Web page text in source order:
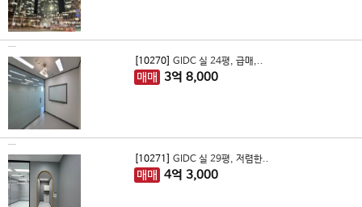
[10270] GIDC 실 24평, 급매,..
매매 3억 8,000
[10271] GIDC 실 29평, 저렴한..
매매 4억 3,000